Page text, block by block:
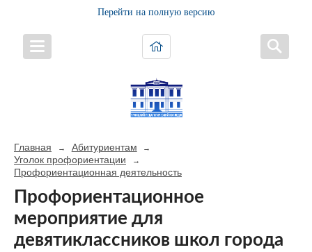
Перейти на полную версию
Главная → Абитуриентам →
Уголок профориентации →
Профориентационная деятельность
Профориентационное
мероприятие для
девятиклассников школ города